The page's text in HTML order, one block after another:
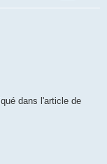
dans l'article de